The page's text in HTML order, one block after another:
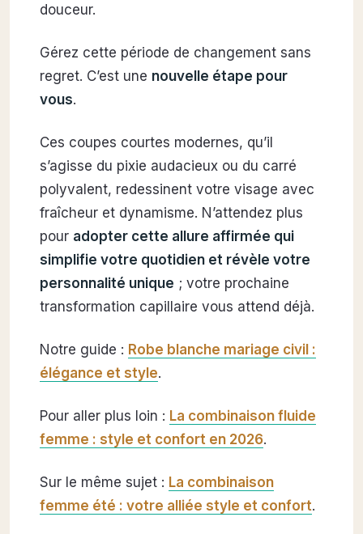
douceur.
Gérez cette période de changement sans
regret. C’est une nouvelle étape pour
vous.
Ces coupes courtes modernes, qu’il
s’agisse du pixie audacieux ou du carré
polyvalent, redessinent votre visage avec
fraîcheur et dynamisme. N’attendez plus
pour adopter cette allure affirmée qui
simplifie votre quotidien et révèle votre
personnalité unique ; votre prochaine
transformation capillaire vous attend déjà.
Notre guide : Robe blanche mariage civil :
élégance et style.
Pour aller plus loin : La combinaison fluide
femme : style et confort en 2026.
Sur le même sujet : La combinaison
femme été : votre alliée style et confort.